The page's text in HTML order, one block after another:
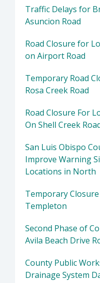
Traffic Delays for
Asuncion Road
Road Closure for
on Airport Road
Temporary Road
Rosa Creek Road
Road Closure For
On Shell Creek
San Luis Obispo
Improve Warning
Locations in North
Temporary Closure
Templeton
Second Phase of
Avila Beach Drive
County Public
Drainage System